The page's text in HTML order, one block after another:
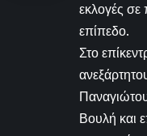
εκλογές σε
επίπεδο.
Στο
Βουλή και